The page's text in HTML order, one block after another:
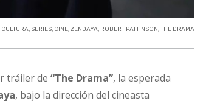
CULTURA, SERIES, CINE,ZENDAYA, ROBERT PATTINSON,THE DRAMA
tráiler de“The Drama”, la esperada
, bajo la dirección del cineasta